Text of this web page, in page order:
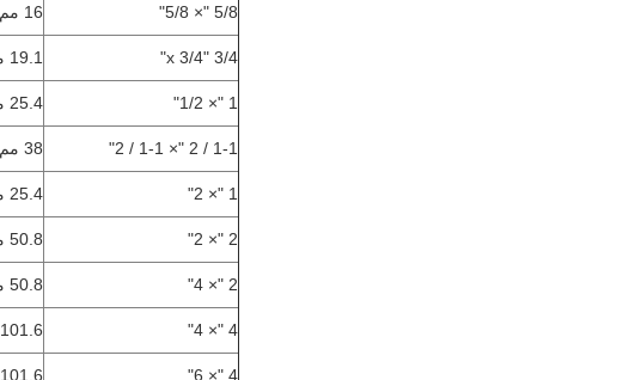
5/8 "× 5/8" 16 مم × 16 مم
3/4 "x 3/4" 19.1 ملم × 19.1 ملم
1 "× 1/2" 25.4 ملم × 12.7 ملم
1-1 / 2 "× 1-1 / 2" 38 مم × 38 مم
1 "× 2" 25.4 ملم × 50.8 ملم
2 "× 2" 50.8 ملم × 50.8 ملم
2 "× 4" 50.8 ملم × 101.6 ملم
4 "× 4" 101.6 ملم × 101.6 ملم
4 "× 6" 101.6 ملم × 152.4 ملم